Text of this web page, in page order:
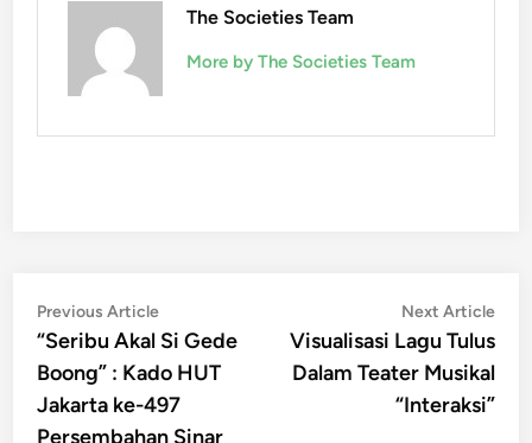
The Societies Team
More by The Societies Team
Post
navigation
Previous ArticlePrevious
article:
“Seribu Akal Si Gede
Boong” : Kado HUT
Jakarta ke-497
Persembahan Sinar
Next Article
Visualisasi Lagu Tulus
Dalam Teater Musikal
“Interaksi”